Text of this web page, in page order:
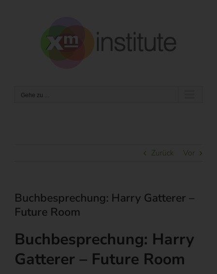
Gehe zu ...
Zurück Vor
Buchbesprechung: Harry Gatterer –
Future Room
Buchbesprechung: Harry
Gatterer – Future Room